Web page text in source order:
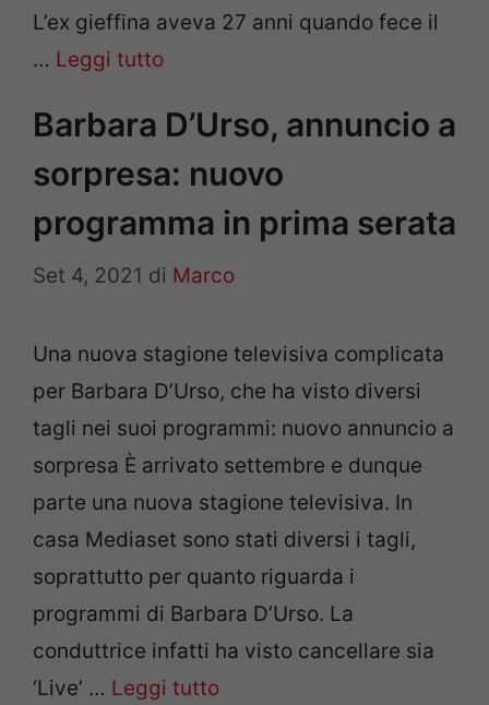
L’ex gieffina aveva 27 anni quando fece il
… Leggi tutto
Barbara D’Urso, annuncio a
sorpresa: nuovo
programma in prima serata
Set 4, 2021 di Marco
Una nuova stagione televisiva complicata
per Barbara D’Urso, che ha visto diversi
tagli nei suoi programmi: nuovo annuncio a
sorpresa È arrivato settembre e dunque
parte una nuova stagione televisiva. In
casa Mediaset sono stati diversi i tagli,
soprattutto per quanto riguarda i
programmi di Barbara D’Urso. La
conduttrice infatti ha visto cancellare sia
‘Live’ … Leggi tutto